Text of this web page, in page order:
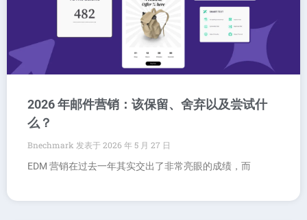
2026 年邮件营销：该保留、舍弃以及尝试什
么？
Bnechmark
2026 年 5 月 27 日
EDM 营销在过去一年其实交出了非常亮眼的成绩，而